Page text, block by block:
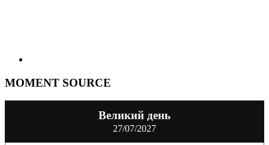
MOMENT SOURCE
Великий день
27/07/2027